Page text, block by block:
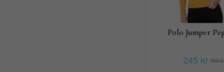
Polo Jumper
245 kr 409